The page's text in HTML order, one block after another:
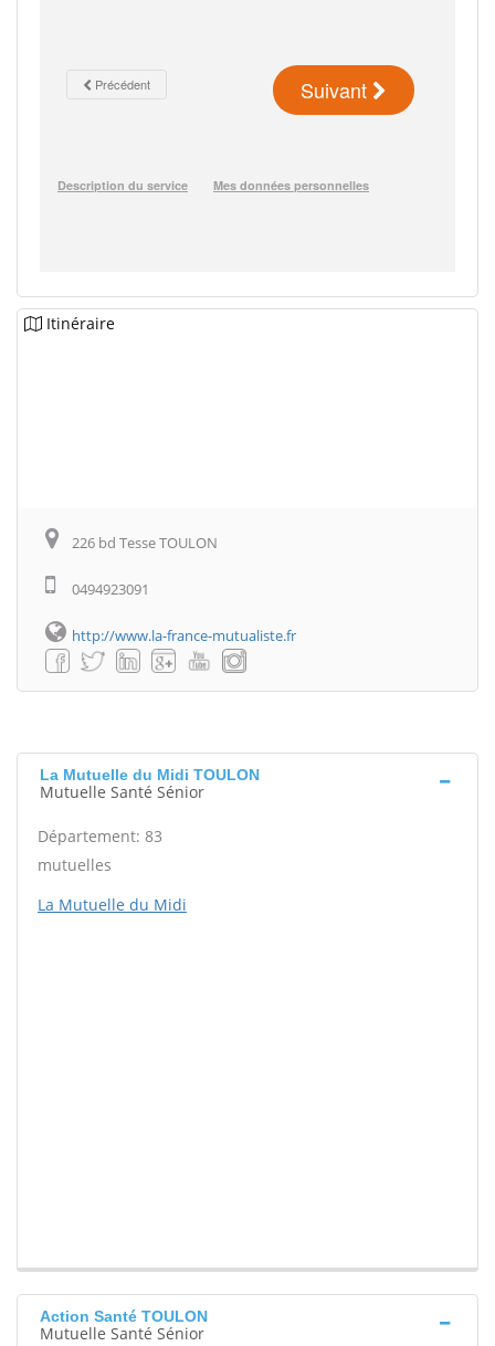
Itinéraire
226 bd Tesse TOULON
0494923091
http://www.la-france-mutualiste.fr
La Mutuelle du Midi TOULON
Mutuelle Santé Sénior
Département: 83
mutuelles
La Mutuelle du Midi
Action Santé TOULON
Mutuelle Santé Sénior